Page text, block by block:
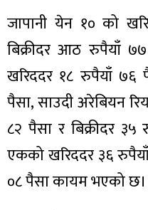
जापानी येन १० को
बिक्रीदर आठ रुपैयाँ
खरिददर १८ रुपैयाँ ७६
पैसा, साउदी अरेबियन
८२ पैसा र बिक्रीदर
एकको खरिददर ३६
०८ पैसा कायम भएको छ।